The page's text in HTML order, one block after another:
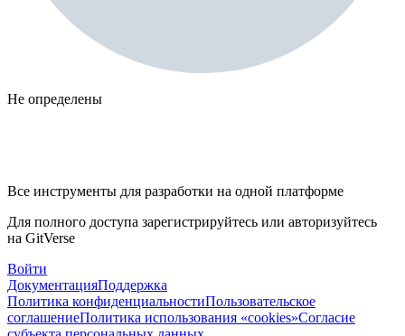
Не определены
Все инструменты для разработки на одной платформе
Для полного доступа зарегистрируйтесь или авторизуйтесь
на GitVerse
Войти
ДокументацияПоддержка
Политика конфиденциальностиПользовательское
соглашениеПолитика использования «cookies»Согласие